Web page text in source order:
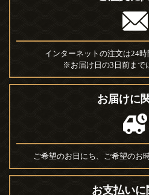
インターネットの注文は24時
※お届け日の3日前まで
お届けに
ご希望のお日にち、ご希望のお
お支払いに